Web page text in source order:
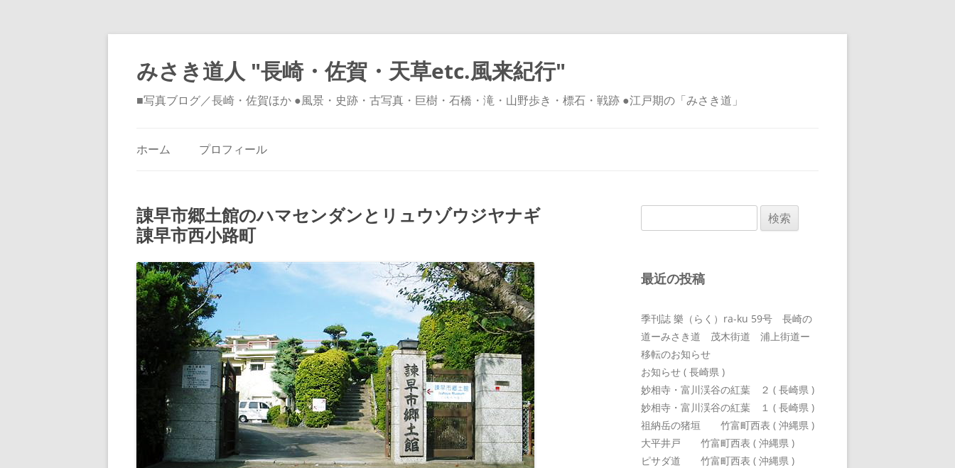
みさき道人 "長崎・佐賀・天草etc.風来紀行"
■写真ブログ／長崎・佐賀ほか ●風景・史跡・古写真・巨樹・石橋・滝・山野歩き・標石・戦跡 ●江戸期の「みさき道」
ッ
プ
ホーム プロフィール
諌早市郷土館のハマセンダンとリュウゾウジヤナギ
諌早市西小路町
索:
最近の投稿
季刊誌 樂（らく）ra-ku 59号 長崎の
道ーみさき道 茂木街道 浦上街道ー
移転のお知らせ
お知らせ ( 長崎県 )
妙相寺・富川渓谷の紅葉 ２ ( 長崎県 )
妙相寺・富川渓谷の紅葉 １ ( 長崎県 )
祖納岳の猪垣 竹富町西表 ( 沖縄県 )
大平井戸 竹富町西表 ( 沖縄県 )
ピサダ道 竹富町西表 ( 沖縄県 )